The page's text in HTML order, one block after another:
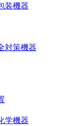
装機器
対策機器
学機器